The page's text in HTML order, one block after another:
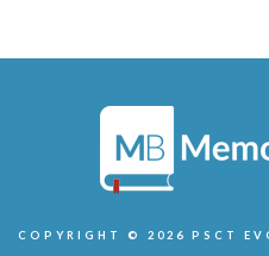
COPYRIGHT © 2026 PSCT